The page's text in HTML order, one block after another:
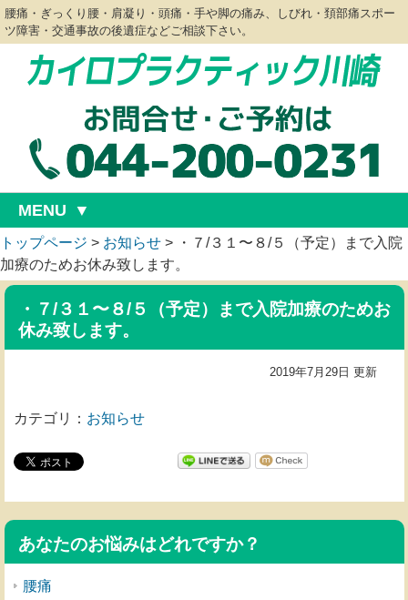
腰痛・ぎっくり腰・肩凝り・頭痛・手や脚の痛み、しびれ・頚部痛スポー
ツ障害・交通事故の後遺症などご相談下さい。
MENU
トップページ > お知らせ >
・７/３１〜８/５（予定）まで入院
加療のためお休み致します。
・７/３１〜８/５（予定）まで入院加療のためお
休み致します。
2019年7月29日 更新
カテゴリ： お知らせ
あなたのお悩みはどれですか？
腰痛